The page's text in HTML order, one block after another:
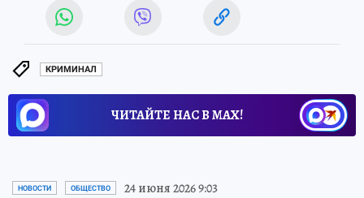
КРИМИНАЛ
ЧИТАЙТЕ НАС В МАХ!
НОВОСТИ ОБЩЕСТВО 24 июня 2026 9:03